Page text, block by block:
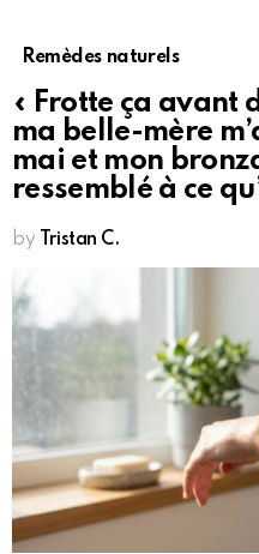
Remèdes naturels
« Frotte ça avant
ma belle-mère
mai et mon
ressemblé à ce
by Tristan C.